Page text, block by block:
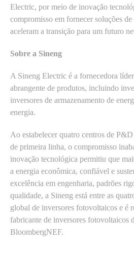
Electric, por meio de inovação
compromisso em fornecer soluções
aceleram a transição para um futuro
Sobre a Sineng
A Sineng Electric é a fornecedora
abrangente de produtos, incluindo
inversores de armazenamento de
energia.
Ao estabelecer quatro centros de
de primeira linha, o compromisso
inovação tecnológica permitiu que
a energia econômica, confiável e
excelência em engenharia, padrões
qualidade, a Sineng está entre as
global de inversores fotovoltaicos e é
fabricante de inversores fotovoltaicos
BloombergNEF.